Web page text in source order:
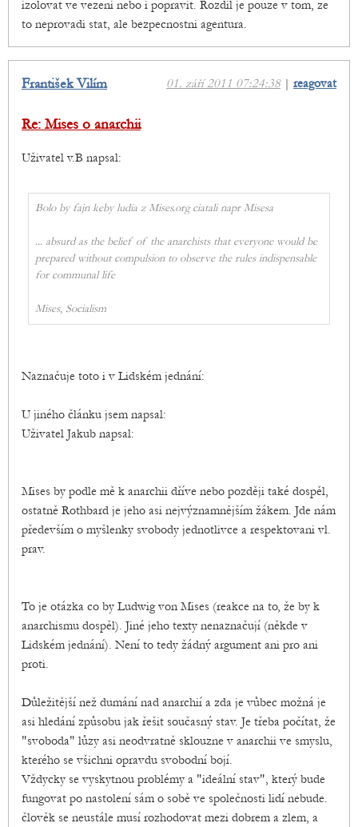
izolovat ve vezeni nebo i popravit. Rozdil je pouze v tom, ze
to neprovadi stat, ale bezpecnostni agentura.
01. září 2011 07:24:38| reagovat
František Vilím
Re: Mises o anarchii
Uživatel v.B napsal:
Bolo by fajn keby ludia z Mises.org ciatali napr Misesa
... absurd as the belief of the anarchists that everyone would be
prepared without compulsion to observe the rules indispensable
for communal life
Mises, Socialism
Naznačuje toto i v Lidském jednání:
U jiného článku jsem napsal:
Uživatel Jakub napsal:
Mises by podle mě k anarchii dříve nebo později také dospěl,
ostatně Rothbard je jeho asi nejvýznamnějším žákem. Jde nám
především o myšlenky svobody jednotlivce a respektovani vl.
prav.
To je otázka co by Ludwig von Mises (reakce na to, že by k
anarchismu dospěl). Jiné jeho texty nenaznačují (někde v
Lidském jednání). Není to tedy žádný argument ani pro ani
proti.
Důležitější než dumání nad anarchií a zda je vůbec možná je
asi hledání způsobu jak řešit současný stav. Je třeba počítat, že
"svoboda" lůzy asi neodvratně sklouzne v anarchii ve smyslu,
kterého se všichni opravdu svobodní bojí.
Vždycky se vyskytnou problémy a "ideální stav", který bude
fungovat po nastolení sám o sobě ve společnosti lidí nebude.
člověk se neustále musí rozhodovat mezi dobrem a zlem, a